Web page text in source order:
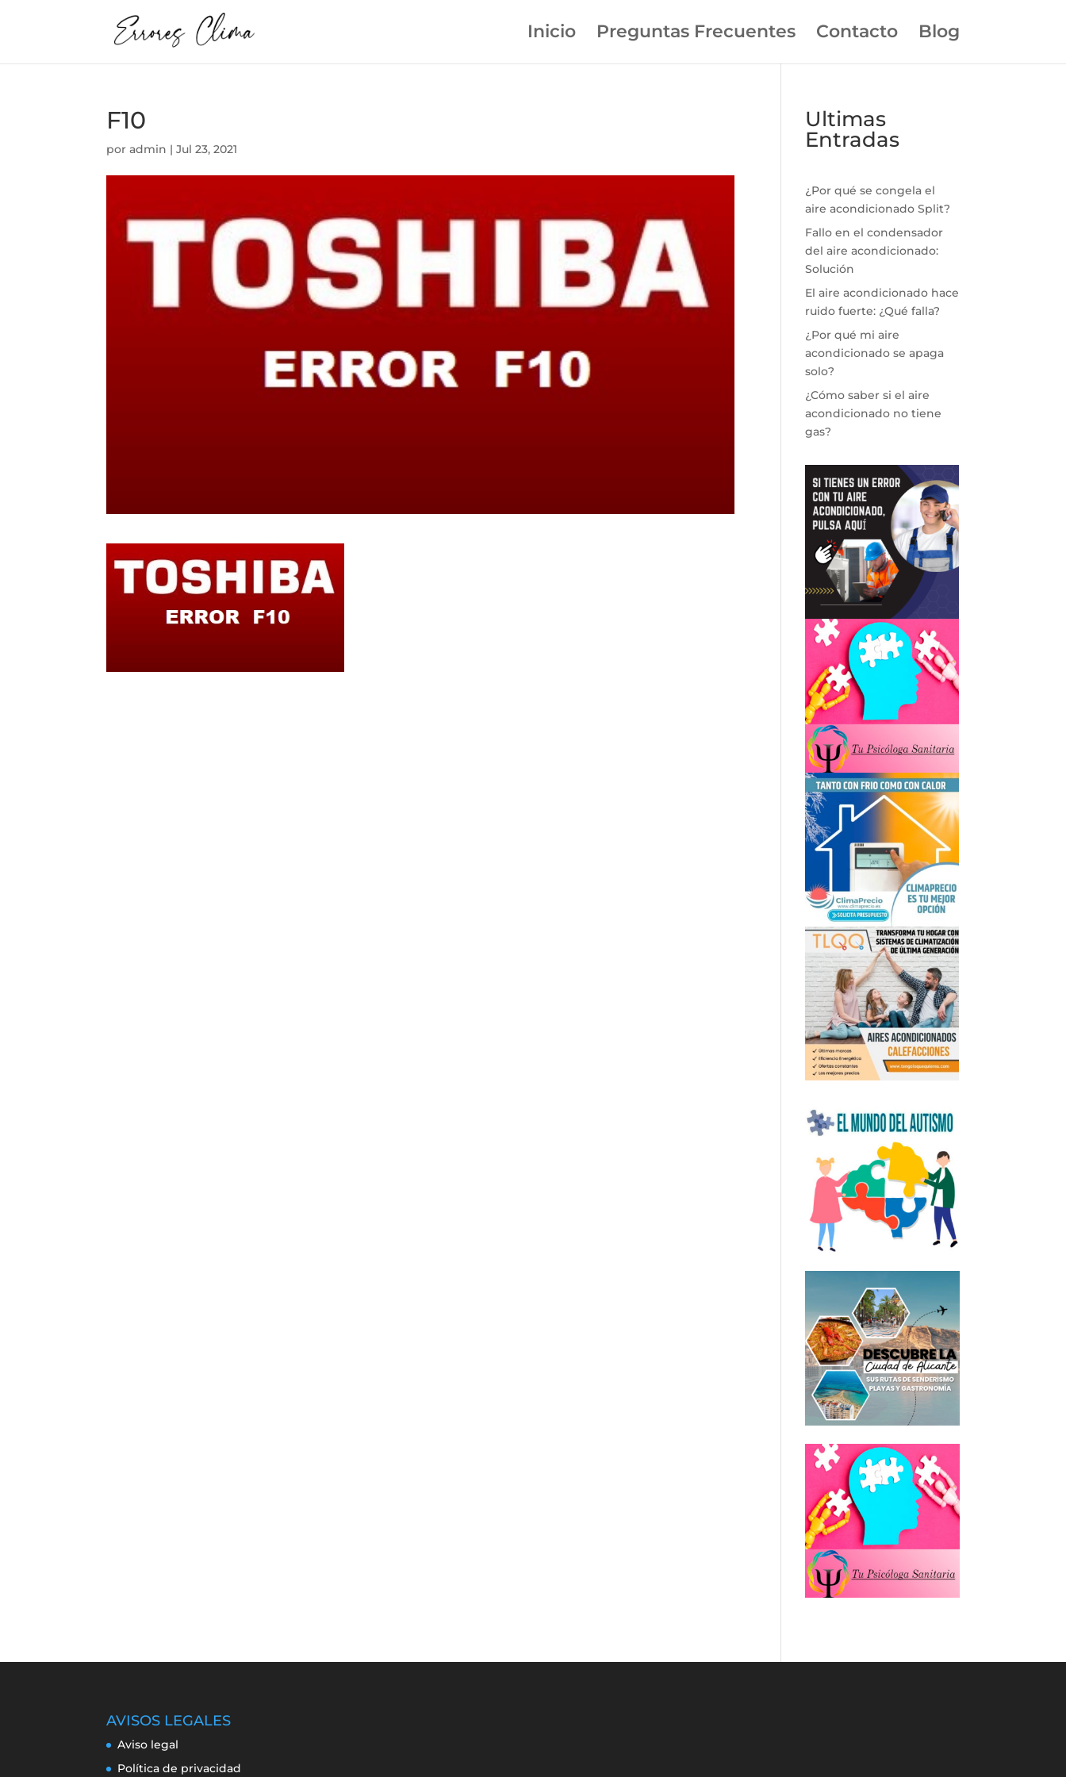
Inicio Preguntas Frecuentes Contacto Blog
F10
poradmin |Jul 23, 2021
Ultimas
Entradas
¿Por qué se congela el
aire acondicionado Split?
Fallo en el condensador
del aire acondicionado:
Solución
El aire acondicionado hace
ruido fuerte: ¿Qué falla?
¿Por qué mi aire
acondicionado se apaga
solo?
¿Cómo saber si el aire
acondicionado no tiene
gas?
AVISOS LEGALES
Aviso legal
Política de privacidad